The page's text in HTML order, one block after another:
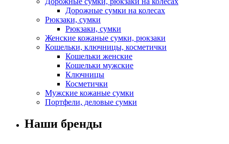
Дорожные сумки на колесах
Рюкзаки, сумки
Рюкзаки, сумки
Женские кожаные сумки, рюкзаки
Кошельки, ключницы, косметички
Кошельки женские
Кошельки мужские
Ключницы
Косметички
Мужские кожаные сумки
Портфели, деловые сумки
Наши бренды